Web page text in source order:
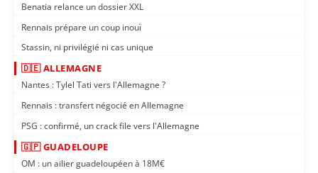
Benatia relance un dossier XXL
Rennais prépare un coup inouï
Stassin, ni privilégié ni cas unique
🇩🇪 ALLEMAGNE
Nantes : Tylel Tati vers l'Allemagne ?
Rennais : transfert négocié en Allemagne
PSG : confirmé, un crack file vers l'Allemagne
🇬🇵 GUADELOUPE
OM : un ailier guadeloupéen à 18M€